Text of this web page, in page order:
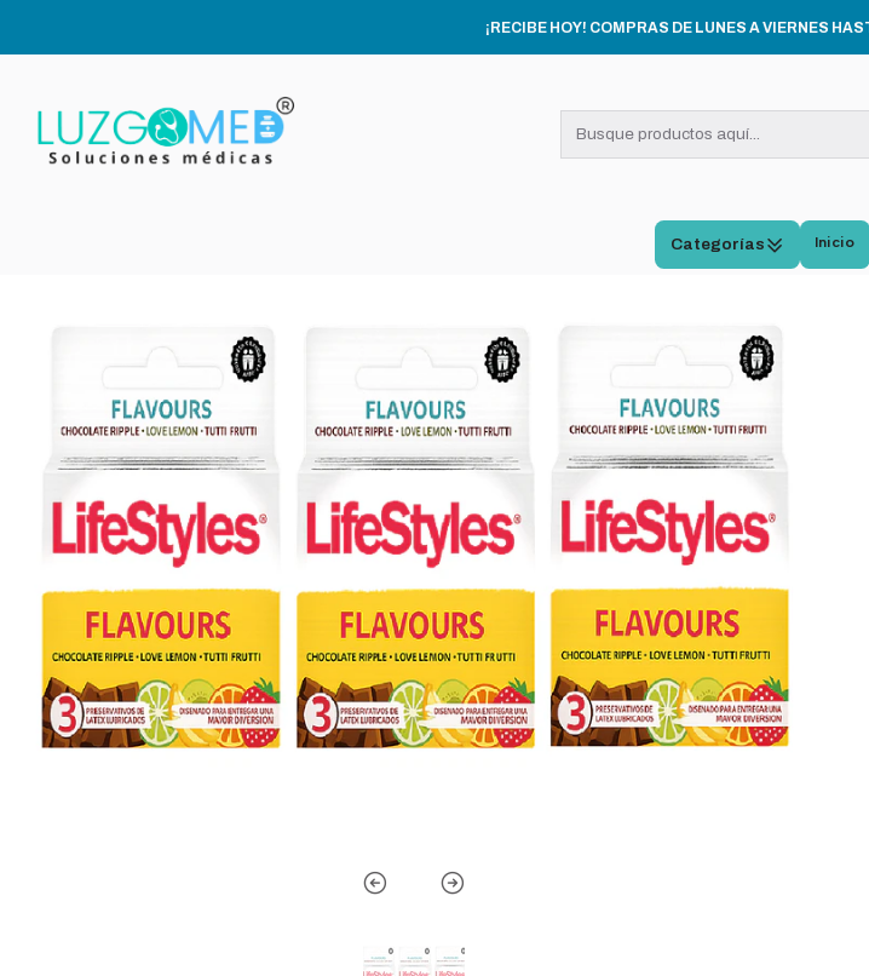
Categorías Inicio
¡RECIBE HOY! COMPRAS DE LUNES A VIERNES
Inicio CATÁLOGO LifeStyles